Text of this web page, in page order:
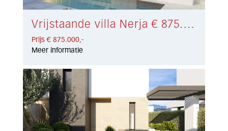
Vrijstaande villa Nerja € 875.000,-
Prijs € 875.000,-
Meer informatie